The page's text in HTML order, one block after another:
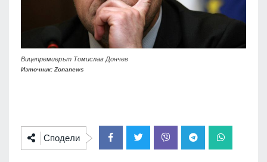
Вицепремиерът Томислав Дончев
Източник: Zonanews
Сподели